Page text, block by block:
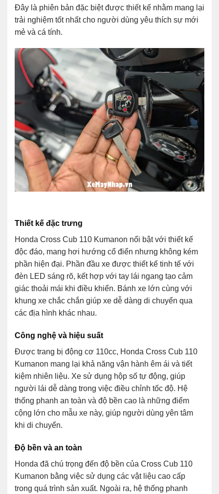
Đây là phiên bản đặc biệt được thiết kế nhằm mang lại
trải nghiệm tốt nhất cho người dùng yêu thích sự mới
mẻ và cá tính.
Thiết kế đặc trưng
Honda Cross Cub 110 Kumanon nổi bật với thiết kế
độc đáo, mang hơi hướng cổ điển nhưng không kém
phần hiện đại. Phần đầu xe được thiết kế tinh tế với
đèn LED sáng rõ, kết hợp với tay lái ngang tạo cảm
giác thoải mái khi điều khiển. Bánh xe lớn cùng với
khung xe chắc chắn giúp xe dễ dàng di chuyển qua
các địa hình khác nhau.
Công nghệ và hiệu suất
Được trang bị động cơ 110cc, Honda Cross Cub 110
Kumanon mang lại khả năng vận hành êm ái và tiết
kiệm nhiên liệu. Xe sử dụng hộp số tự động, giúp
người lái dễ dàng trong việc điều chỉnh tốc độ. Hệ
thống phanh an toàn và độ bền cao là những điểm
cộng lớn cho mẫu xe này, giúp người dùng yên tâm
khi di chuyển.
Độ bền và an toàn
Honda đã chú trọng đến độ bền của Cross Cub 110
Kumanon bằng việc sử dụng các vật liệu cao cấp
trong quá trình sản xuất. Ngoài ra, hệ thống phanh